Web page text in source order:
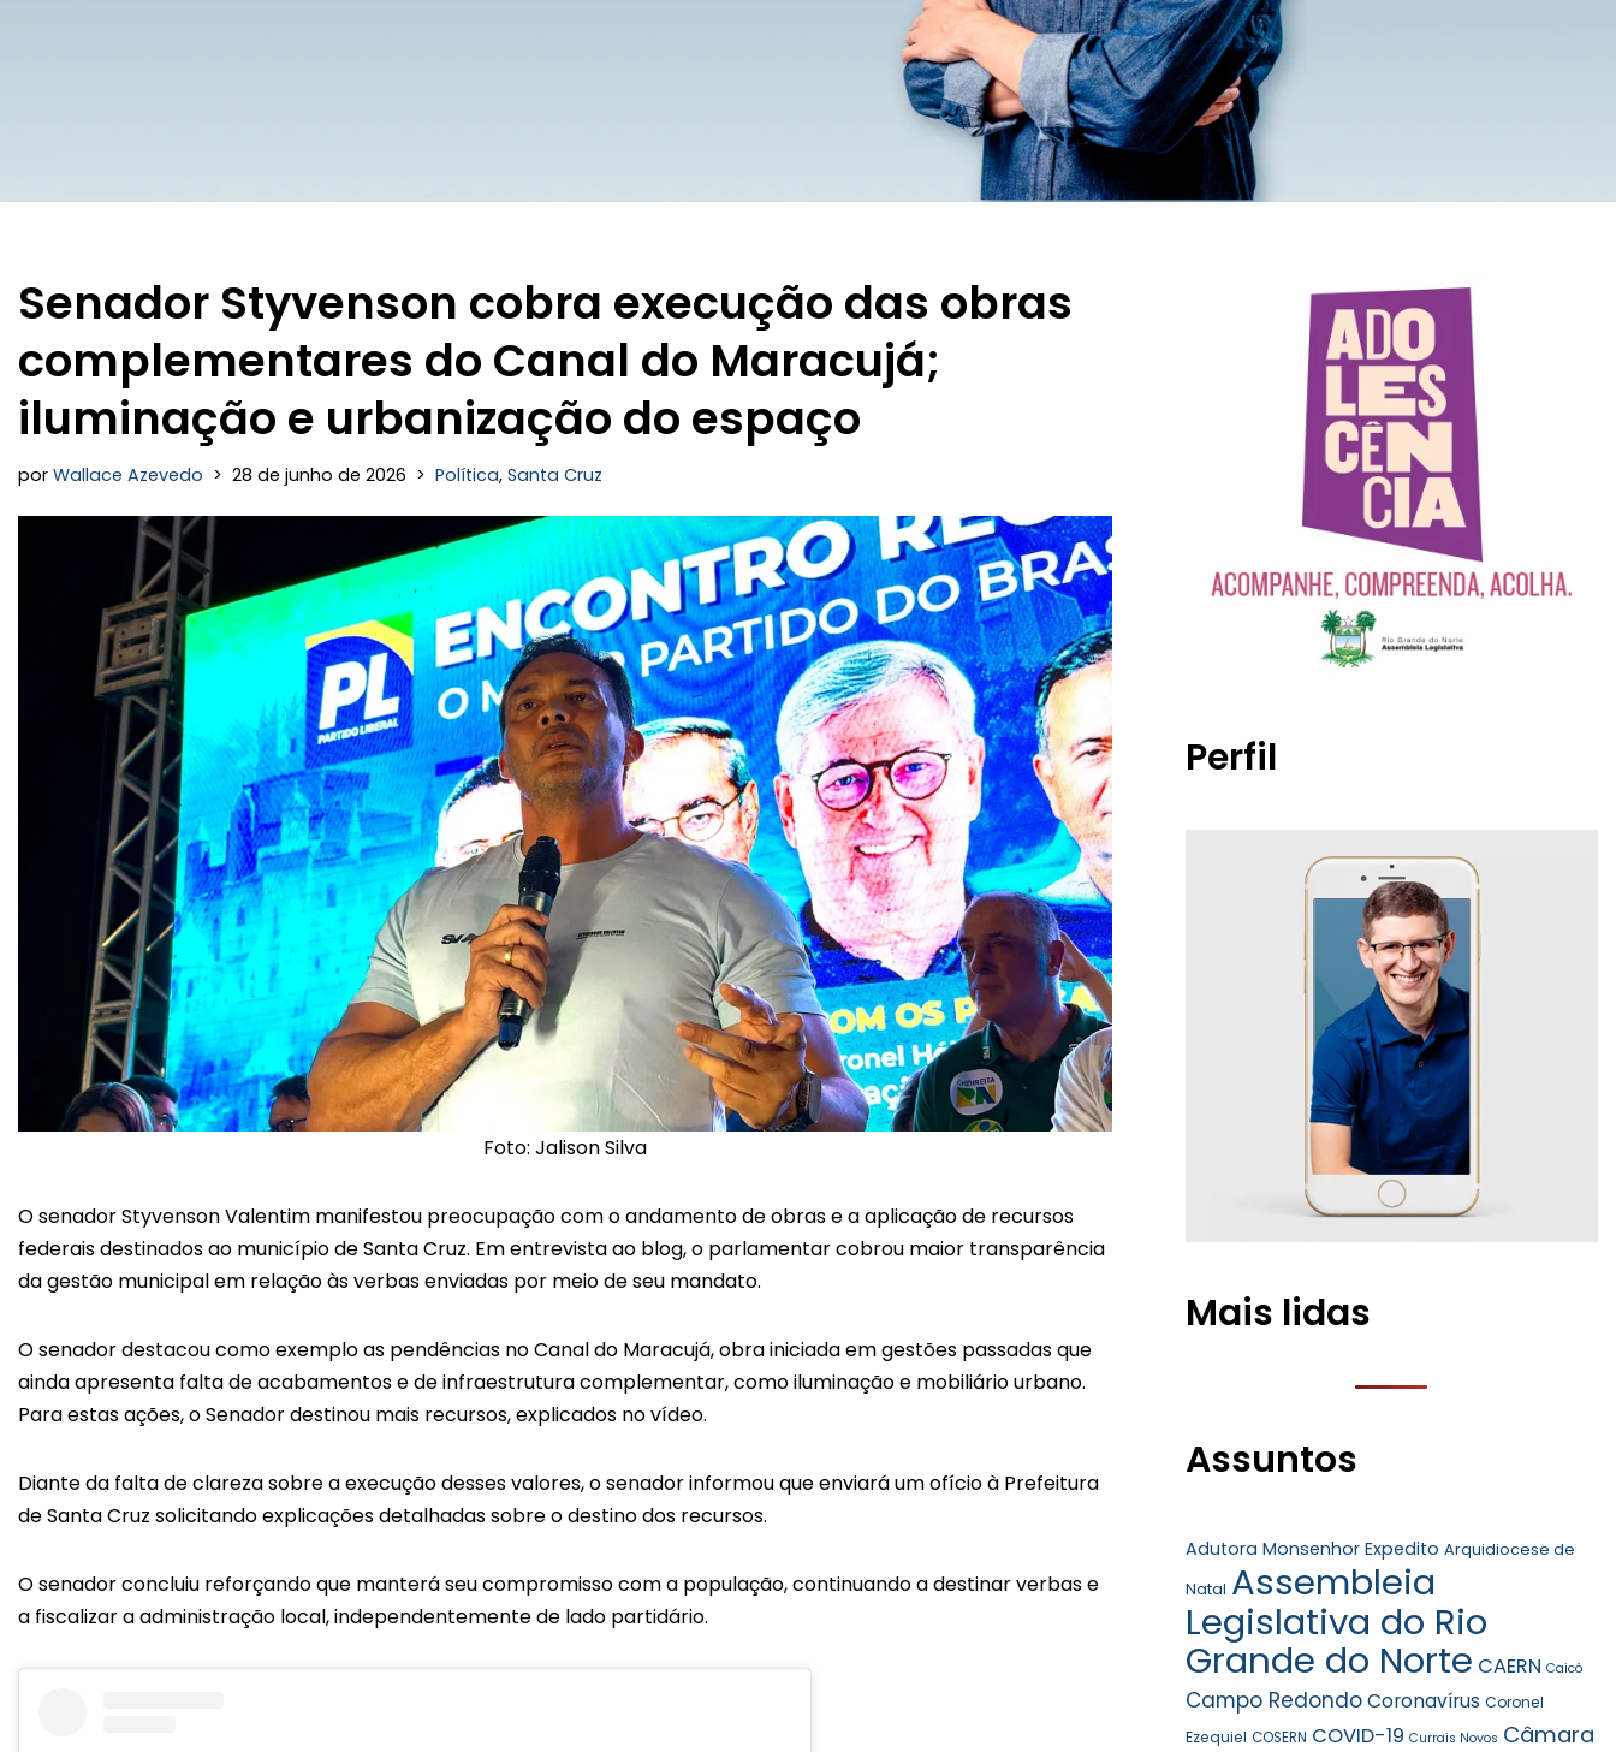
Senador Styvenson cobra execução das obras
complementares do Canal do Maracujá;
iluminação e urbanização do espaço
por Wallace Azevedo 28 de junho de 2026 Política, Santa Cruz
Foto: Jalison Silva
O senador Styvenson Valentim manifestou preocupação com o andamento de obras e a aplicação de recursos
federais destinados ao município de Santa Cruz. Em entrevista ao blog, o parlamentar cobrou maior transparência
da gestão municipal em relação às verbas enviadas por meio de seu mandato.
O senador destacou como exemplo as pendências no Canal do Maracujá, obra iniciada em gestões passadas que
ainda apresenta falta de acabamentos e de infraestrutura complementar, como iluminação e mobiliário urbano.
Para estas ações, o Senador destinou mais recursos, explicados no vídeo.
Diante da falta de clareza sobre a execução desses valores, o senador informou que enviará um ofício à Prefeitura
de Santa Cruz solicitando explicações detalhadas sobre o destino dos recursos.
O senador concluiu reforçando que manterá seu compromisso com a população, continuando a destinar verbas e
a fiscalizar a administração local, independentemente de lado partidário.
Perfil
Mais lidas
Assuntos
Adutora Monsenhor Expedito Arquidiocese de
Natal Assembleia
Legislativa do Rio
Grande do Norte CAERN Caicó
Campo Redondo Coronavírus Coronel
Ezequiel COSERN COVID-19 Currais Novos Câmara